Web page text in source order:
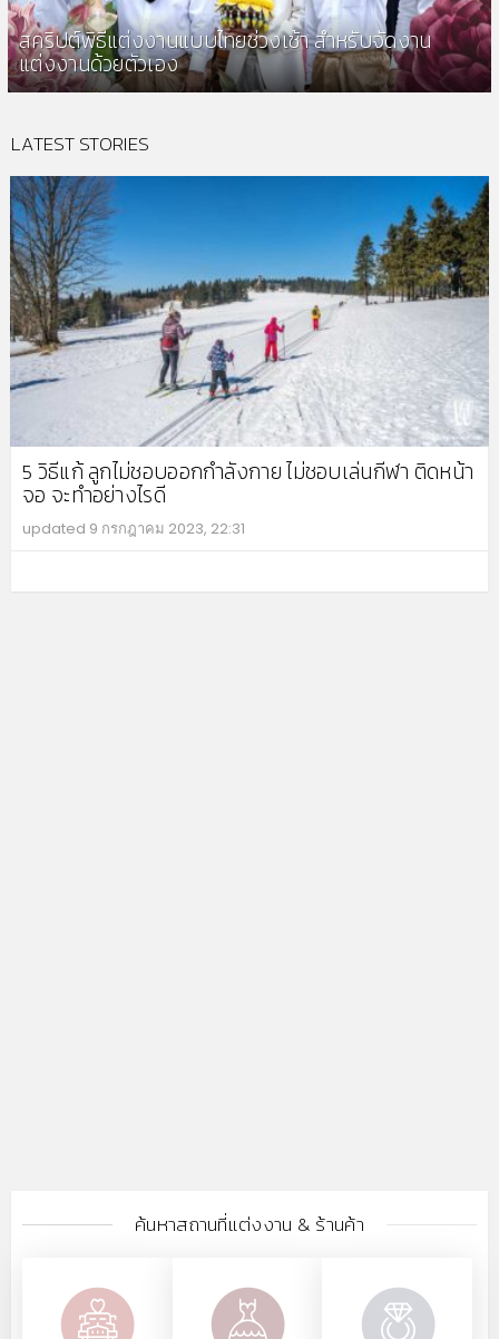
สคริปต์พิธีแต่งงานแบบไทยช่วงเช้า สำหรับจัดงาน
แต่งงานด้วยตัวเอง
LATEST STORIES
5 วิธีแก้ ลูกไม่ชอบออกกำลังกาย ไม่ชอบเล่นกีฬา ติดหน้า
จอ จะทำอย่างไรดี
updated 9 กรกฎาคม 2023, 22:31
ค้นหาสถานที่แต่งงาน & ร้านค้า